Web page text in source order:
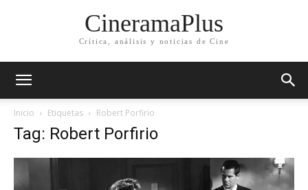
CineramaPlus
Crítica, análisis y noticias de Cine
Inicio Etiquetas Robert Porfirio
Tag: Robert Porfirio